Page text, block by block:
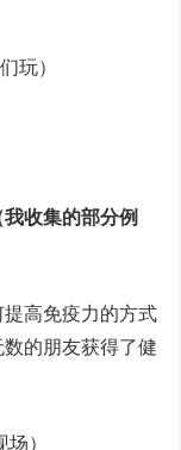
玩）
收集的部分例
高免疫力的方式
的朋友获得了健
）